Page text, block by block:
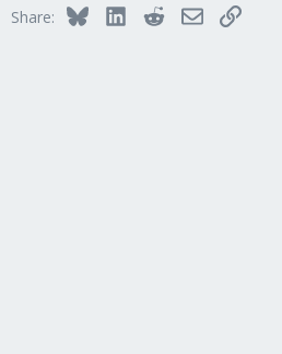
Share: BlueskyLinkedInRedditEmailLink